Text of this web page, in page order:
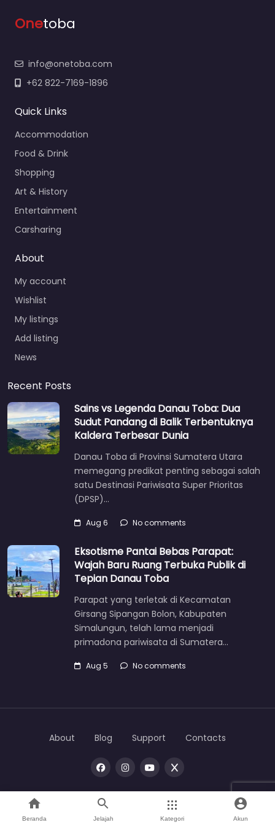
Onetoba
info@onetoba.com
+62 822-7169-1896
Quick Links
Accommodation
Food & Drink
Shopping
Art & History
Entertainment
Carsharing
About
My account
Wishlist
My listings
Add listing
News
Recent Posts
Sains vs Legenda Danau Toba: Dua
Sudut Pandang di Balik Terbentuknya
Kaldera Terbesar Dunia
Danau Toba di Provinsi Sumatera Utara
memegang predikat penting sebagai salah
satu Destinasi Pariwisata Super Prioritas
(DPSP)…
Aug 6 No comments
Eksotisme Pantai Bebas Parapat:
Wajah Baru Ruang Terbuka Publik di
Tepian Danau Toba
Parapat yang terletak di Kecamatan
Girsang Sipangan Bolon, Kabupaten
Simalungun, telah lama menjadi
primadona pariwisata di Sumatera…
Aug 5 No comments
Copyright © 2026 | One
About Blog Support Contacts
Beranda Jelajah Kategori Akun
Home Search Direktori Account